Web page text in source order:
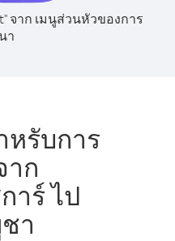
จาก เมนูส่วนหัวของการ
า
หรับการ
าก
าร์ ไป
า